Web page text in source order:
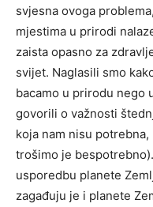
svjesna ovoga
mjestima u prirodi
zaista opasno za
svijet. Naglasili smo
bacamo u prirodu nego
govorili o važnosti
koja nam nisu
trošimo je
usporedbu planete
zagađuju je i planete